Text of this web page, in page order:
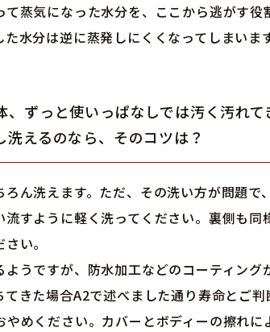
蒸気になった水分を、ここから逃がす
水分は逆に蒸発しにくくなってしまいま
ずっと使いっぱなしでは汚く汚れて
えるのなら、そのコツは？
ん洗えます。ただ、その洗い方が問題
すように軽く洗ってください。裏側も
い。
うですが、防水加工などのコーティン
きた場合A2で述べました通り寿命とご判
めください。カバーとボディーの擦れに